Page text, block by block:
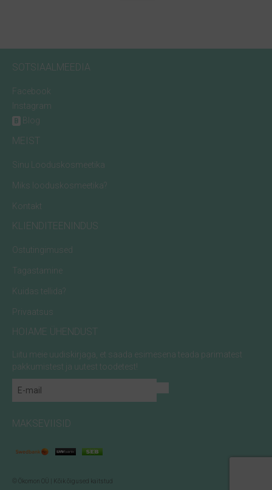
SOTSIAALMEEDIA
Facebook
Instagram
B Blog
MEIST
Sinu Looduskosmeetika
Miks looduskosmeetika?
Kontakt
KLIENDITEENINDUS
Ostutingimused
Tagastamine
Kuidas tellida?
Privaatsus
HOIAME ÜHENDUST
Liitu meie uudiskirjaga, et saada esimesena teada parimatest
pakkumistest ja uutest toodetest!
MAKSEVIISID
© Ökomon OÜ | Kõik õigused kaitstud